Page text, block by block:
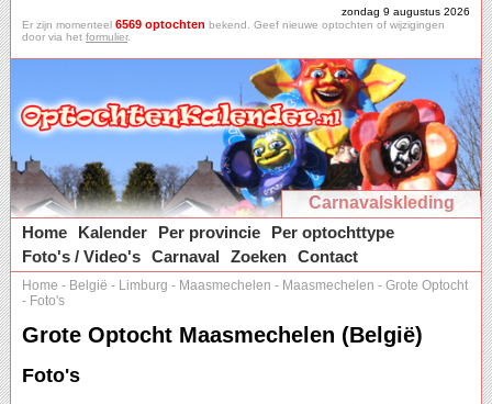
zondag 9 augustus 2026
Er zijn momenteel 6569 optochten bekend. Geef nieuwe optochten of wijzigingen
door via het formulier.
Carnavalskleding
Home
Kalender Per provincie
Per optochttype
Foto's / Video's Carnaval Zoeken Contact
Home - België - Limburg - Maasmechelen - Maasmechelen - Grote Optocht
- Foto's
Grote Optocht Maasmechelen (België)
Foto's